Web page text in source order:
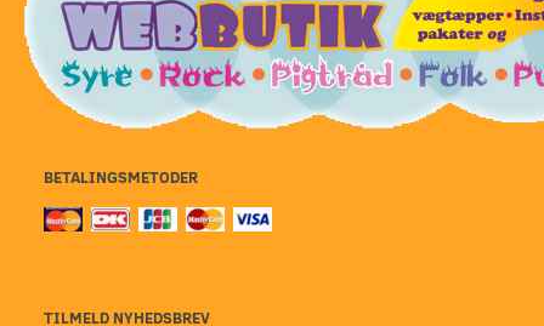
BETALINGSMETODER
TILMELD NYHEDSBREV